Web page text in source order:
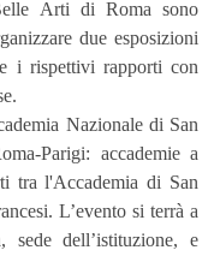
Arti di Roma sono
due esposizioni
i rispettivi rapporti con
Nazionale di San
Parigi: accademie a
tra l'Accademia di San
L’evento si terrà a
sede dell’istituzione, e